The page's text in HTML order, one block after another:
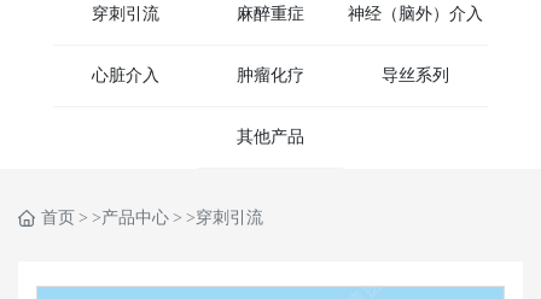
穿刺引流 麻醉重症 神经（脑外）介入
心脏介入 肿瘤化疗 导丝系列
其他产品
首页 >产品中心 >穿刺引流